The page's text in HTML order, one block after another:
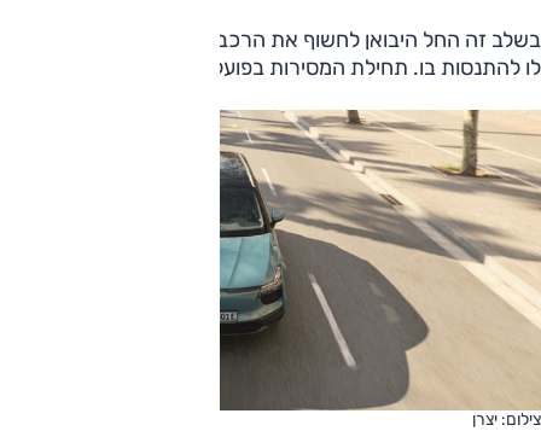
בשלב זה החל היבואן לחשוף את הרכב לקהל הישראלי ומאפשר
לו להתנסות בו. תחילת המסירות בפועל תהיה באמצע השנה.
צילום: יצרן